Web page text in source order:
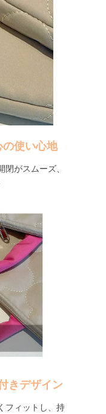
使い心地
がスムーズ、
きデザイン
フィットし、持